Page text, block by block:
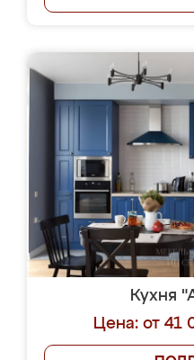
Кухня
Цена: от 41